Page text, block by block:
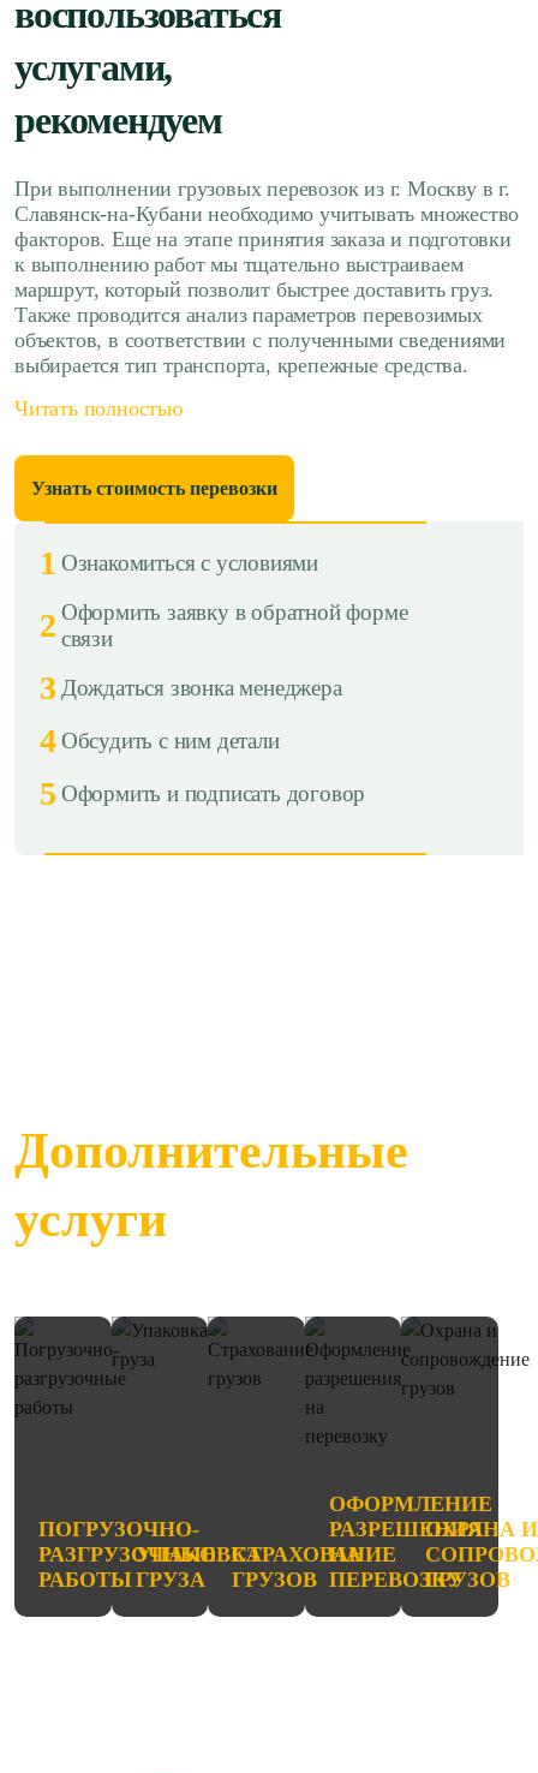
воспользоваться
услугами,
рекомендуем
При выполнении грузовых перевозок из г. Москву в г.
Славянск-на-Кубани необходимо учитывать множество
факторов. Еще на этапе принятия заказа и подготовки
к выполнению работ мы тщательно выстраиваем
маршрут, который позволит быстрее доставить груз.
Также проводится анализ параметров перевозимых
объектов, в соответствии с полученными сведениями
выбирается тип транспорта, крепежные средства.
Читать полностью
Узнать стоимость перевозки
1 Ознакомиться с условиями
2 Оформить заявку в обратной форме
связи
3 Дождаться звонка менеджера
4 Обсудить с ним детали
5 Оформить и подписать договор
Дополнительные
услуги
ПОГРУЗОЧНО-
РАЗГРУЗОЧНЫЕ
РАБОТЫ
УПАКОВКА
ГРУЗА
СТРАХОВАНИЕ
ГРУЗОВ
ОФОРМЛЕНИЕ
РАЗРЕШЕНИЯ
НА
ПЕРЕВОЗКУ
ОХРАНА И
ГРУЗОВ